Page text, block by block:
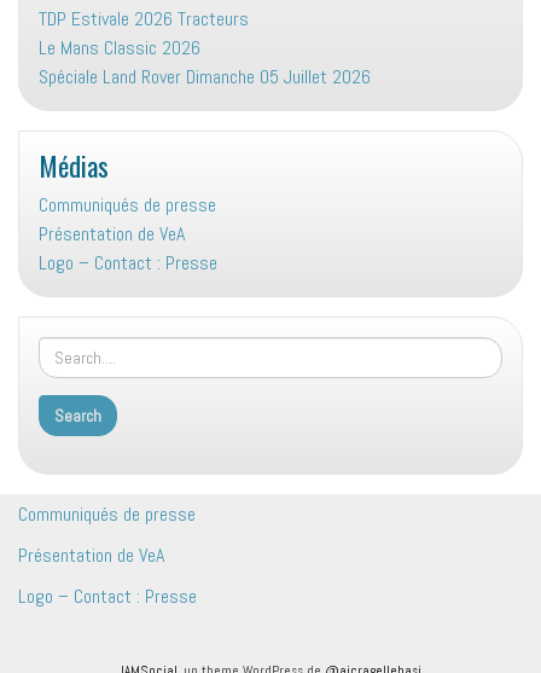
TDP Estivale 2026 Tracteurs
Le Mans Classic 2026
Spéciale Land Rover Dimanche 05 Juillet 2026
Médias
Communiqués de presse
Présentation de VeA
Logo – Contact : Presse
Communiqués de presse
Présentation de VeA
Logo – Contact : Presse